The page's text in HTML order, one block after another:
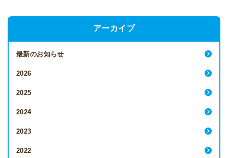
アーカイブ
最新のお知らせ
2026
2025
2024
2023
2022